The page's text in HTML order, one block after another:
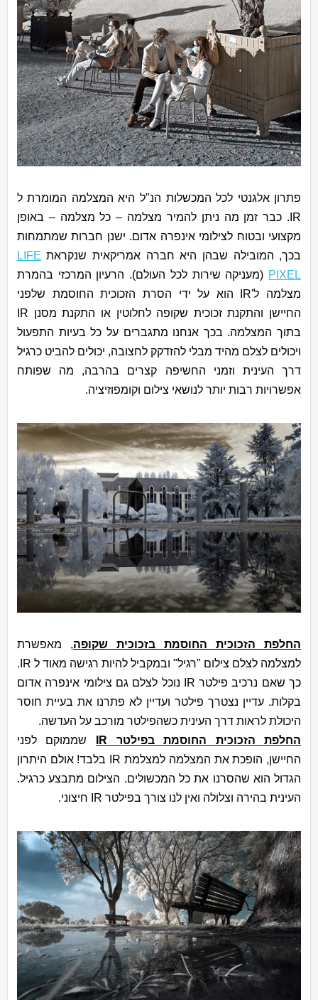
פתרון אלגנטי לכל המכשלות הנ"ל היא המצלמה המומרת ל
IR . כבר זמן מה ניתן להמיר מצלמה – כל מצלמה – באופן
מקצועי ובטוח לצילומי אינפרה אדום. ישנן חברות שמתמחות
בכך, המובילה שבהן היא חברה אמריקאית שנקראת LIFE
PIXEL (מעניקה שירות לכל העולם). הרעיון המרכזי בהמרת
מצלמה ל'IR
הוא על ידי הסרת הזכוכית החוסמת שלפני
החיישן והתקנת זכוכית שקופה לחלוטין או התקנת מסנן IR
בתוך המצלמה. בכך אנחנו מתגברים על כל בעיות התפעול
ויכולים לצלם מהיד מבלי להזדקק לחצובה, יכולים להביט כרגיל
דרך העינית וזמני החשיפה קצרים בהרבה, מה שפותח
אפשרויות רבות יותר לנושאי צילום וקומפוזיציה.
החלפת הזכוכית החוסמת בזכוכית שקופה, מאפשרת
למצלמה לצלם צילום "רגיל" ובמקביל להיות רגישה מאוד ל IR
.
כך שאם נרכיב פילטר IR
נוכל לצלם גם צילומי אינפרה אדום
בקלות. עדיין נצטרך פילטר ועדיין לא פתרנו את בעיית חוסר
היכולת לראות דרך העינית כשהפילטר מורכב על העדשה.
החלפת הזכוכית החוסמת בפילטר IR
שממוקם לפני
החיישן, הופכת את המצלמה למצלמת IR
בלבד! אולם היתרון
הגדול הוא שהסרנו את כל המכשולים. הצילום מתבצע כרגיל.
העינית בהירה וצלולה ואין לנו צורך בפילטר IR חיצוני.